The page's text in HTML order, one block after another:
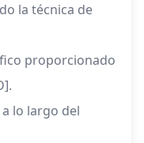
la técnica de
proporcionado
lo largo del